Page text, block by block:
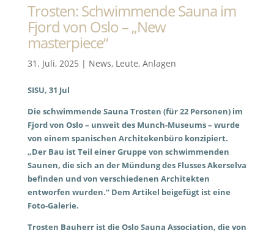
Trosten: Schwimmende Sauna im
Fjord von Oslo – „New
masterpiece“
31. Juli, 2025 | News, Leute, Anlagen
SISU, 31 Jul
Die schwimmende Sauna Trosten (für 22 Personen) im
Fjord von Oslo – unweit des Munch-Museums – wurde
von einem spanischen Architekenbüro konzipiert.
„Der Bau ist Teil einer Gruppe von schwimmenden
Saunen, die sich an der Mündung des Flusses Akerselva
befinden und von verschiedenen Architekten
entworfen wurden.“ Dem Artikel beigefügt ist eine
Foto-Galerie.
Trosten Bauherr ist die Oslo Sauna Association, die von